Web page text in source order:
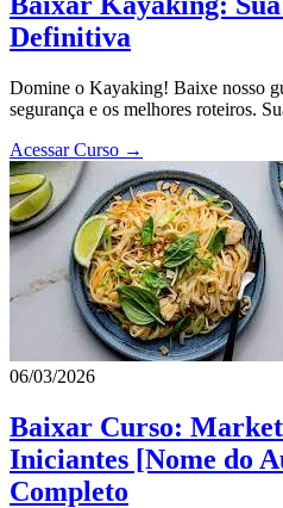
Definitiva
Domine o Kayaking! Baixe nosso
segurança e os melhores roteiros.
Acessar Curso →
06/03/2026
Baixar Curso:
Iniciantes [Nome do
Completo